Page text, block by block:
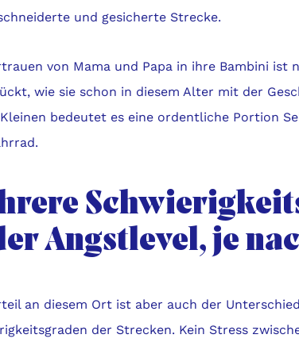
und gesicherte Strecke.
von Mama und Papa in ihre Bambini ist
wie sie schon in diesem Alter mit der
bedeutet es eine ordentliche Portion
Angstlevel, je
an diesem Ort ist aber auch der
der Strecken. Kein Stress